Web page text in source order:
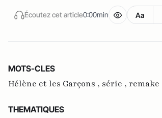
Écoutez cet article0:00min Aa
MOTS-CLES
Hélène et les Garçons , série , remake
THEMATIQUES